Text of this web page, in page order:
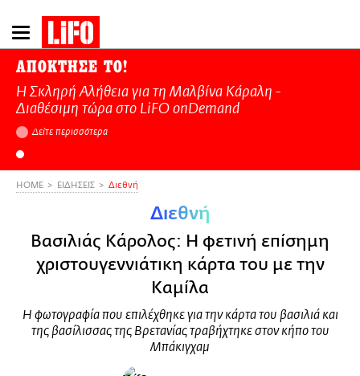
Παράκαμψη
προς
κυρίως
περιεχόμενο
ΑΠΟΚΤΗΣΕ ΤΟ!
Η Σκληρή Αλήθεια για τη Μαλβίνα Κάραλη -
Διαθέσιμη τώρα στo LiFO onDemand
Δείτε περισσότερα
HOME ΕΙΔΗΣΕΙΣ Διεθνή
Διεθνή
Βασιλιάς Κάρολος: Η φετινή επίσημη
χριστουγεννιάτικη κάρτα του με την
Καμίλα
Η φωτογραφία που επιλέχθηκε για την κάρτα του βασιλιά και
της βασίλισσας της Βρετανίας τραβήχτηκε στον κήπο του
Μπάκιγχαμ